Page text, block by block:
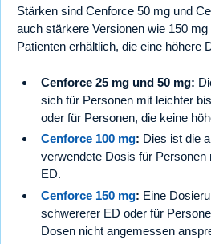
Stärken sind Cenforce 50 mg und
auch stärkere Versionen wie 150
Patienten erhältlich, die eine höhere
Cenforce 25 mg und 50 mg:
sich für Personen mit leichter
oder für Personen, die keine
Cenforce 100 mg: Dies ist die
verwendete Dosis für
ED.
Cenforce 150 mg: Eine
schwererer ED oder für
Dosen nicht angemessen